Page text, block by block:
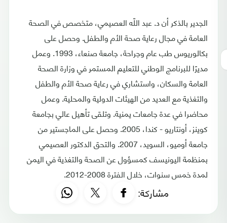
الجدير بالذكر أن د. عبد اللّه العصيمي، متخصص في الصحة
العامة في مجال رعاية صحة الأم والطفل. وحصل على
بكالوريوس طب عام وجراحة، جامعة صنعاء، 1993. وعمل
مديرًا للبرنامج الوطني للتعليم المستمر في وزارة الصحة
العامة والسكان، واستشاري في رعاية صحة الأم والطفل
والتغذية مع العديد من الهيئات الدولية والمحلية. وعمل
محاضرا في عدة جامعات يمنية. وتلقى تأهيل عالي بجامعة
كوينز، أونتاريو - كندا، 2005. وحصل على الماجستير من
جامعة أوميو، السويد، 2007. والتحق الدكتور العصيمي
بمنظمة اليونيسف كمسؤول عن الصحة والتغذية في اليمن
لمدة خمس سنوات، خلال الفترة 2008-2012.
مشاركة: